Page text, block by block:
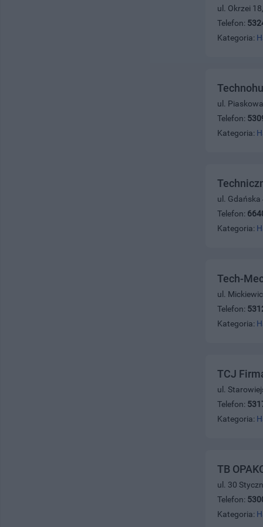
ul. Okrzei
Telefon:
Kategoria:
ul.
Telefon:
Kategoria:
ul. Gdańska
Telefon:
Kategoria:
Tech-
ul.
Telefon:
Kategoria:
TCJ
ul.
Telefon:
Kategoria:
TB
ul. 30
Telefon:
Kategoria: